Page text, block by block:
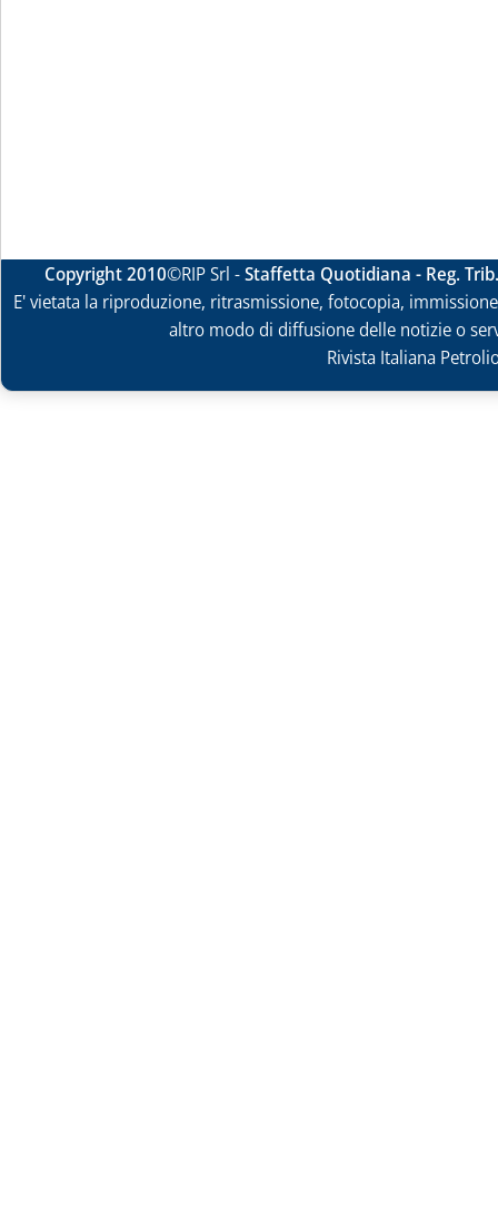
Copyright 2010©RIP Srl -Staffetta Quotidiana - Reg.
E' vietata la riproduzione, ritrasmissione, fotocopia,
altro modo di diffusione delle notizie o
Rivista Italiana